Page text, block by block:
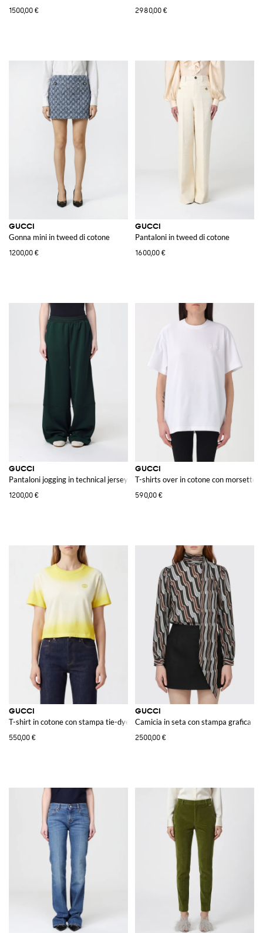
1500,00 € 2980,00 €
GUCCI
Gonna mini in tweed di cotone
1200,00 €
GUCCI
Pantaloni in tweed di cotone
1600,00 €
GUCCI
Pantaloni jogging in technical jersey
1200,00 €
GUCCI
T-shirts over in cotone con morsetto
590,00 €
GUCCI
T-shirt in cotone con stampa tie-dye e motivo GG Monogram
550,00 €
GUCCI
Camicia in seta con stampa grafica
2500,00 €